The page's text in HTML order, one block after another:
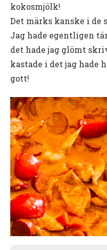
kokosmjölk!
Det märks kanske i de
Jag hade egentligen
det hade jag glömt
kastade i det jag hade
gott!